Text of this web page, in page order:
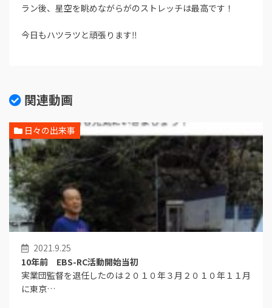
ラン後、星空を眺めながらがのストレッチは最高です！
今日もハツラツと頑張ります‼︎
関連動画
2021.9.25
10年前 EBS-RC活動開始当初
実業団監督を退任したのは２０１０年３月２０１０年１１月
に東京…
日々の出来事